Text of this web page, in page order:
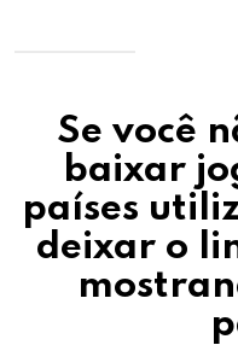
Se você
baixar
países
deixar o